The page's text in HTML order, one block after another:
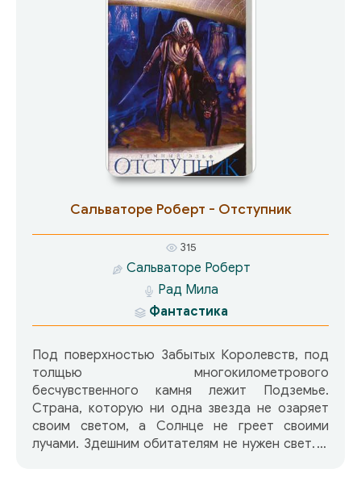
Сальваторе Роберт - Отступник
315
Сальваторе Роберт
Рад Мила
Фантастика
Под поверхностью Забытых Королевств, под
толщью многокилометрового
бесчувственного камня лежит Подземье.
Страна, которую ни одна звезда не озаряет
своим светом, а Солнце не греет своими
лучами. Здешним обитателям не нужен свет. А